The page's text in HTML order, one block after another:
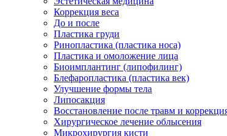
Коррекция веса
До и после
Пластика груди
Ринопластика (пластика носа)
Пластика и омоложение лица
Биоимплантинг (липофилинг)
Блефаропластика (пластика век)
Улучшение формы тела
Липосакция
Восстановление после травм и
Хирургическое лечение облысения
Микрохирургия кисти